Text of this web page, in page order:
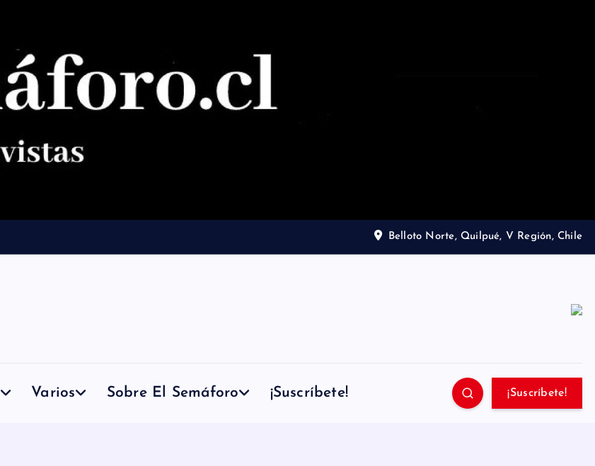
Belloto Norte, Quilpué, V Región, Chile
Varios Sobre El Semáforo ¡Suscríbete! ¡Suscríbete!